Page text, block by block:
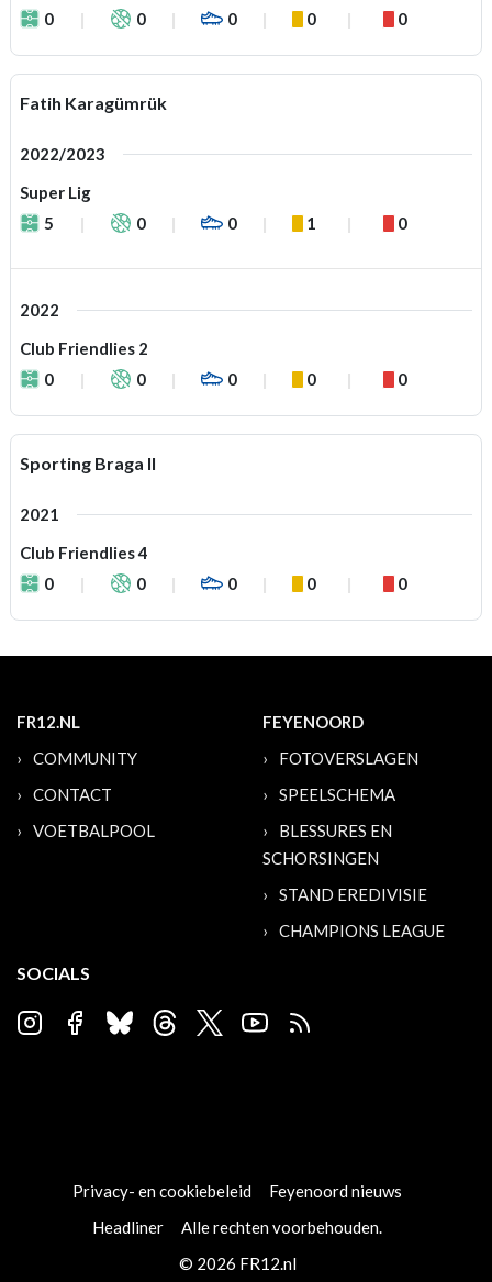
0
0 0 0 0
Fatih Karagümrük
2022/2023
Super Lig
5
0 0 1 0
2022
Club Friendlies 2
0
0 0 0 0
Sporting Braga II
2021
Club Friendlies 4
0
0 0 0 0
FR12.NL
COMMUNITY
CONTACT
VOETBALPOOL
FEYENOORD
FOTOVERSLAGEN
SPEELSCHEMA
BLESSURES EN
SCHORSINGEN
STAND EREDIVISIE
CHAMPIONS LEAGUE
SOCIALS
Privacy- en cookiebeleid
Feyenoord nieuws
Headliner
Alle rechten voorbehouden.
© 2026 FR12.nl